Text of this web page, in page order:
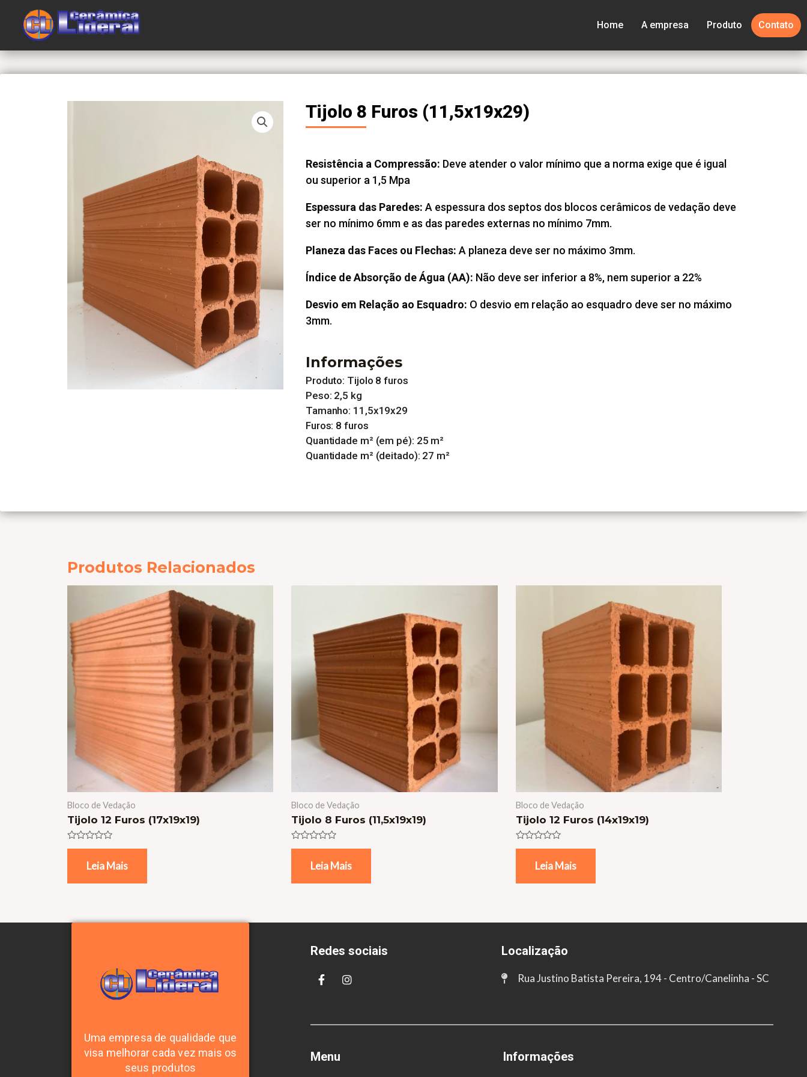
Home A empresa Produto Contato
Tijolo 8 Furos (11,5x19x29)
Resistência a Compressão: Deve atender o valor mínimo que a norma exige que é igual
ou superior a 1,5 Mpa
Espessura das Paredes: A espessura dos septos dos blocos cerâmicos de vedação deve
ser no mínimo 6mm e as das paredes externas no mínimo 7mm.
Planeza das Faces ou Flechas: A planeza deve ser no máximo 3mm.
Índice de Absorção de Água (AA): Não deve ser inferior a 8%, nem superior a 22%
Desvio em Relação ao Esquadro: O desvio em relação ao esquadro deve ser no máximo
3mm.
Informações
Produto: Tijolo 8 furos
Peso: 2,5 kg
Tamanho: 11,5x19x29
Furos: 8 furos
Quantidade m² (em pé): 25 m²
Quantidade m² (deitado): 27 m²
Produtos Relacionados
Bloco de Vedação
Tijolo 12 Furos (17x19x19)
Avaliação
Leia Mais
Bloco de Vedação
Tijolo 8 Furos (11,5x19x19)
Avaliação
Leia Mais
Bloco de Vedação
Tijolo 12 Furos (14x19x19)
Avaliação
Leia Mais
Uma empresa de qualidade que
visa melhorar cada vez mais os
seus produtos
Redes sociais Localização
Rua Justino Batista Pereira, 194 - Centro/Canelinha - SC
Menu Informações